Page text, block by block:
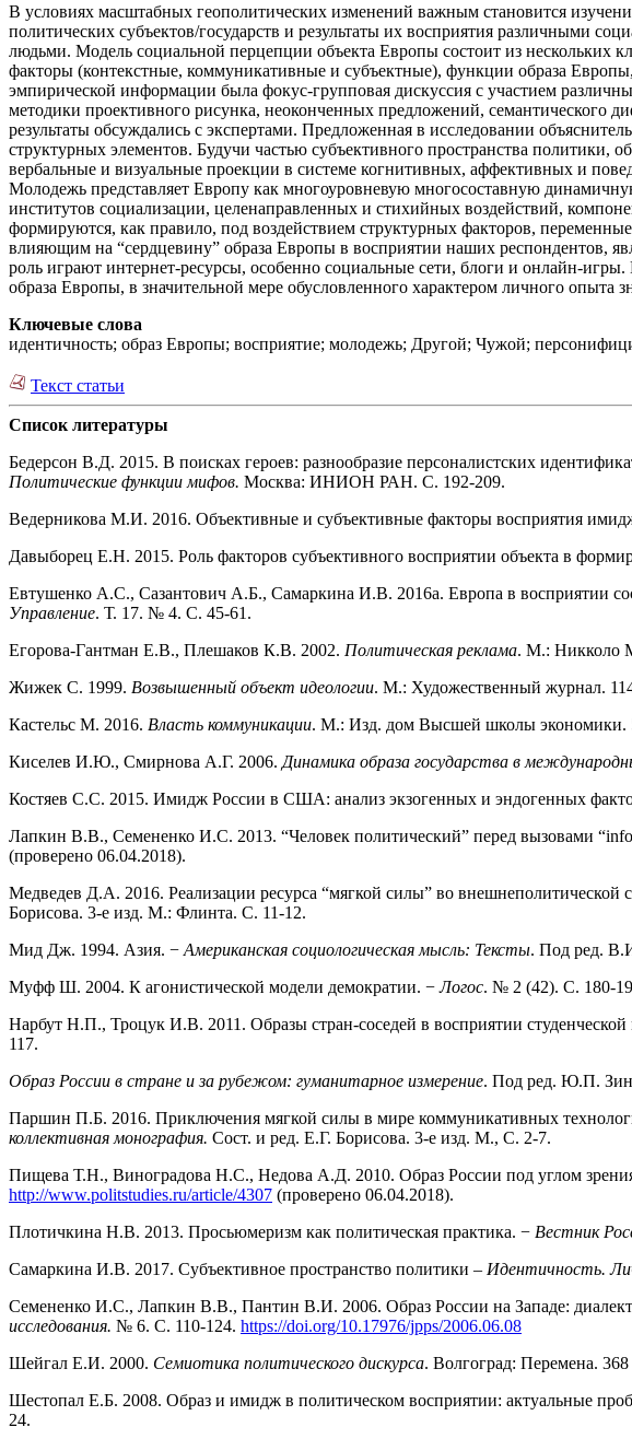
В условиях масштабных геополитических изменений важным становится
политических субъектов/государств и результаты их восприятия различными
людьми. Модель социальной перцепции объекта Европы состоит из нескольких
факторы (контекстные, коммуникативные и субъектные), функции образа
эмпирической информации была фокус-групповая дискуссия с участием
методики проективного рисунка, неоконченных предложений, семантического
результаты обсуждались с экспертами. Предложенная в исследовании
структурных элементов. Будучи частью субъективного пространства
вербальные и визуальные проекции в системе когнитивных, аффективных и
Молодежь представляет Европу как многоуровневую многосоставную
институтов социализации, целенаправленных и стихийных воздействий,
формируются, как правило, под воздействием структурных факторов,
влияющим на “сердцевину” образа Европы в восприятии наших респондентов,
роль играют интернет-ресурсы, особенно социальные сети, блоги и онлайн-
образа Европы, в значительной мере обусловленного характером личного опыта
Ключевые слова
идентичность; образ Европы; восприятие; молодежь; Другой; Чужой;
Текст статьи
Список литературы
Бедерсон В.Д. 2015. В поисках героев: разнообразие персоналистских
Политические функции мифов. Москва: ИНИОН РАН. С. 192-209.
Ведерникова М.И. 2016. Объективные и субъективные факторы восприятия
Давыборец Е.Н. 2015. Роль факторов субъективного восприятии объекта в
Евтушенко А.С., Сазантович А.Б., Самаркина И.В. 2016a. Европа в восприятии
Управление. Т. 17. № 4. С. 45-61.
Егорова-Гантман Е.В., Плешаков К.В. 2002. Политическая реклама. М.: Никколо
Жижек С. 1999. Возвышенный объект идеологии. М.: Художественный журнал.
Кастельс М. 2016. Власть коммуникации. М.: Изд. дом Высшей школы экономики.
Киселев И.Ю., Смирнова А.Г. 2006. Динамика образа государства в
Костяев С.С. 2015. Имидж России в США: анализ экзогенных и эндогенных
Лапкин В.В., Семененко И.С. 2013. “Человек политический” перед вызовами
(проверено 06.04.2018).
Медведев Д.А. 2016. Реализации ресурса “мягкой силы” во внешнеполитической
Борисова. 3-е изд. М.: Флинта. C. 11-12.
Мид Дж. 1994. Азия. − Американская социологическая мысль: Тексты. Под ред.
Муфф Ш. 2004. К агонистической модели демократии. −Логос. № 2 (42). С. 180-
Нарбут Н.П., Троцук И.В. 2011. Образы стран-соседей в восприятии
117.
Образ России в стране и за рубежом: гуманитарное измерение. Под ред. Ю.П.
Паршин П.Б. 2016. Приключения мягкой силы в мире коммуникативных
коллективная монография. Сост. и ред. Е.Г. Борисова. 3-е изд. М., C. 2-7.
Пищева Т.Н., Виноградова Н.С., Недова А.Д. 2010. Образ России под углом
http://www.politstudies.ru/article/4307 (проверено 06.04.2018).
Плотичкина Н.В. 2013. Просьюмеризм как политическая практика. − Вестник
Самаркина И.В. 2017. Субъективное пространство политики – Идентичность.
Семененко И.С., Лапкин В.В., Пантин В.И. 2006. Образ России на Западе:
исследования. № 6. С. 110-124. https://doi.org/10.17976/jpps/2006.06.08
Шейгал Е.И. 2000. Семиотика политического дискурса. Волгоград: Перемена. 368
Шестопал Е.Б. 2008. Образ и имидж в политическом восприятии: актуальные
24.